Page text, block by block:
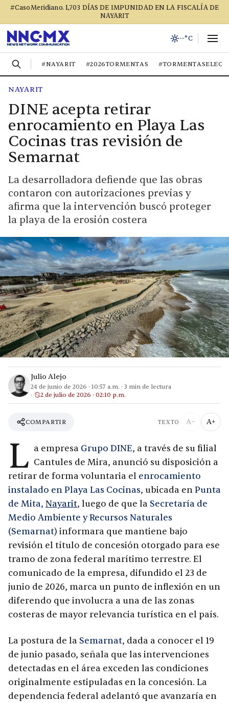
#CasoMeridiano. 1,703 DÍAS DE IMPUNIDAD EN LA FISCALÍA DE
NAYARIT
--°C
#NAYARIT #2026TORMENTAS
NAYARIT
DINE acepta retirar
enrocamiento en Playa Las
Cocinas tras revisión de
Semarnat
La desarrolladora defiende que las obras
contaron con autorizaciones previas y
afirma que la intervención buscó proteger
la playa de la erosión costera
Julio Alejo
24 de junio de 2026 · 10:57 a.m. · 3 min de lectura
2 de julio de 2026 · 02:10 p.m.
COMPARTIR TEXTO A− A+
L a empresa Grupo DINE, a través de su filial
Cantules de Mira, anunció su disposición a
retirar de forma voluntaria el enrocamiento
instalado en Playa Las Cocinas, ubicada enPunta
de Mita, Nayarit, luego de que la Secretaría de
Medio Ambiente y Recursos Naturales
(Semarnat) informara que mantiene bajo
revisión el título de concesión otorgado para ese
tramo de zona federal marítimo terrestre. El
comunicado de la empresa, difundido el 23 de
junio de 2026, marca un punto de inflexión en un
diferendo que involucra a una de las zonas
costeras de mayor relevancia turística en el país.
La postura de la Semarnat, dada a conocer el 19
de junio pasado, señala que las intervenciones
detectadas en el área exceden las condiciones
originalmente estipuladas en la concesión. La
dependencia federal adelantó que avanzaría en